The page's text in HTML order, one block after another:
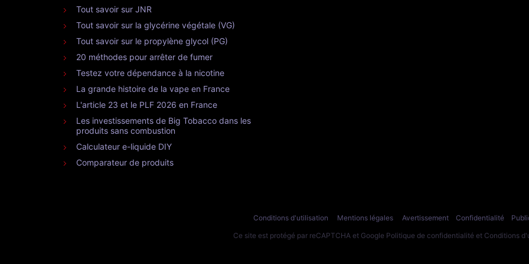
Tout savoir sur JNR
Tout savoir sur la glycérine végétale (VG)
Tout savoir sur le propylène glycol (PG)
20 méthodes pour arrêter de fumer
Testez votre dépendance à la nicotine
La grande histoire de la vape en France
L'article 23 et le PLF 2026 en France
Les investissements de Big Tobacco dans les
produits sans combustion
Calculateur e-liquide DIY
Comparateur de produits
Conditions d'utilisation Mentions légales Avertissement Confidentialité
Ce site est protégé par reCAPTCHA et Google Politique de confidentialité et Conditions